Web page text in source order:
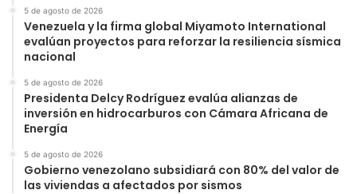
5 de agosto de 2026
Venezuela y la firma global Miyamoto International
evalúan proyectos para reforzar la resiliencia sísmica
nacional
5 de agosto de 2026
Presidenta Delcy Rodríguez evalúa alianzas de
inversión en hidrocarburos con Cámara Africana de
Energía
5 de agosto de 2026
Gobierno venezolano subsidiará con 80% del valor de
las viviendas a afectados por sismos